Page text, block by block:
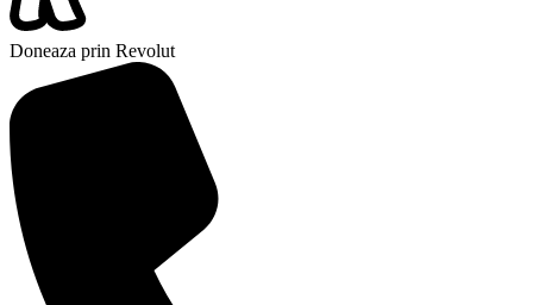
Doneaza prin Revolut